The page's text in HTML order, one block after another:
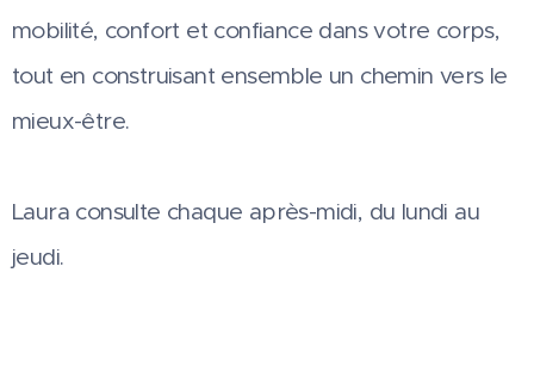
mobilité, confort et confiance dans votre corps,
tout en construisant ensemble un chemin vers le
mieux-être.
Laura consulte chaque après-midi, du lundi au
jeudi.